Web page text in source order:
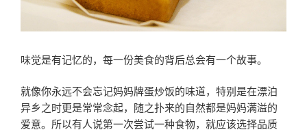
味觉是有记忆的，每一份美食的背后总会有一个故事。
就像你永远不会忘记妈妈牌蛋炒饭的味道，特别是在漂泊
异乡之时更是常常念起，随之扑来的自然都是妈妈满溢的
爱意。所以有人说第一次尝试一种食物，就应该选择品质